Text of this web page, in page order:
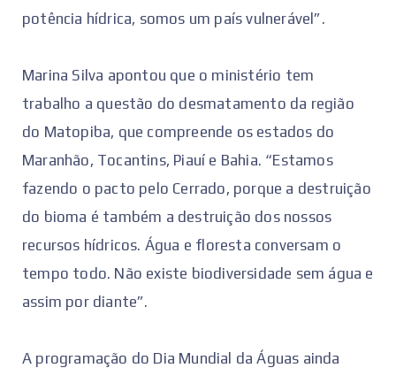
potência hídrica, somos um país vulnerável”.
Marina Silva apontou que o ministério tem
trabalho a questão do desmatamento da região
do Matopiba, que compreende os estados do
Maranhão, Tocantins, Piauí e Bahia. “Estamos
fazendo o pacto pelo Cerrado, porque a destruição
do bioma é também a destruição dos nossos
recursos hídricos. Água e floresta conversam o
tempo todo. Não existe biodiversidade sem água e
assim por diante”.
A programação do Dia Mundial da Águas ainda